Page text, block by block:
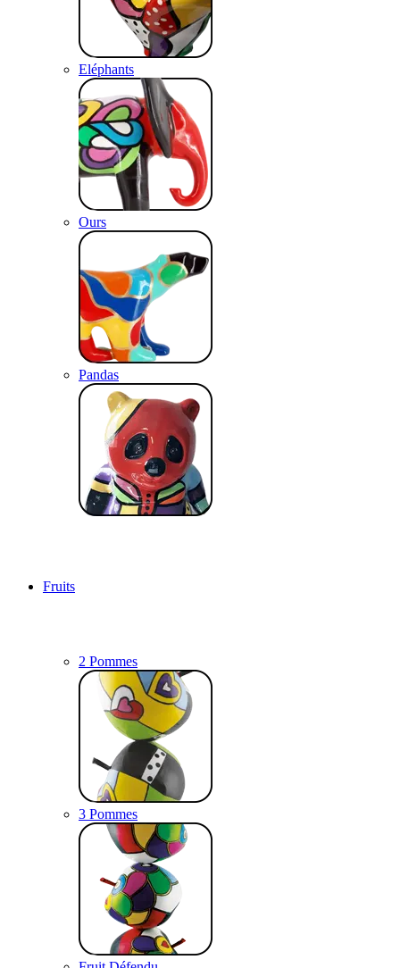
Eléphants
Ours
Pandas
Fruits
2 Pommes
3 Pommes